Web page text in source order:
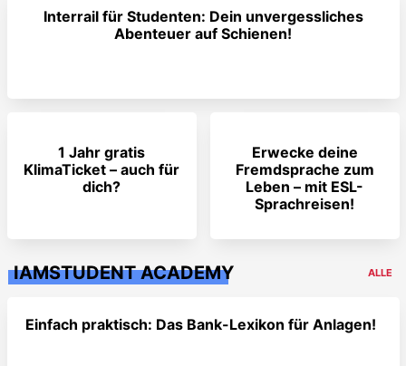
Interrail für Studenten: Dein unvergessliches
Abenteuer auf Schienen!
1 Jahr gratis
KlimaTicket – auch für
dich?
Erwecke deine
Fremdsprache zum
Leben – mit ESL-
Sprachreisen!
IAMSTUDENT ACADEMY ALLE
Einfach praktisch: Das Bank-Lexikon für Anlagen!